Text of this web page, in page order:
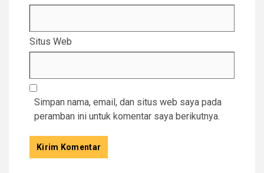
Situs Web
Simpan nama, email, dan situs web saya pada
peramban ini untuk komentar saya berikutnya.